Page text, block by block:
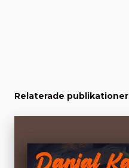
Relaterade publikationer